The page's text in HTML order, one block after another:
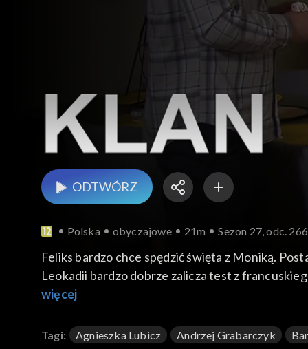
ODTWÓRZ
Polska obyczajowe 21m Sezon 27, odc.
Feliks bardzo chce spędzić święta z Moniką.
Leokadii bardzo dobrze zalicza test z
więcej
Tagi: Agnieszka Lubicz Andrzej Grabarczyk